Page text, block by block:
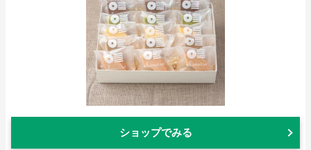
ショップでみる